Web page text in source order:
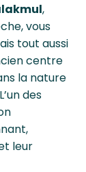
,
vous
tout aussi
centre
la nature
des
leur